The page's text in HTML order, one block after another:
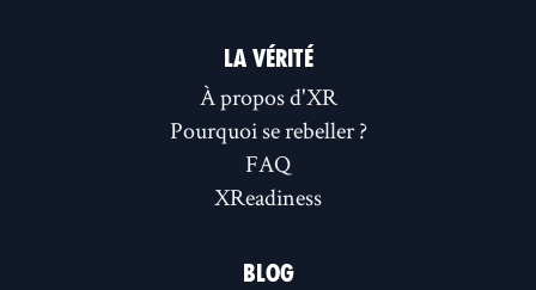
LA VÉRITÉ
À propos d'XR
Pourquoi se rebeller ?
FAQ
XReadiness
BLOG